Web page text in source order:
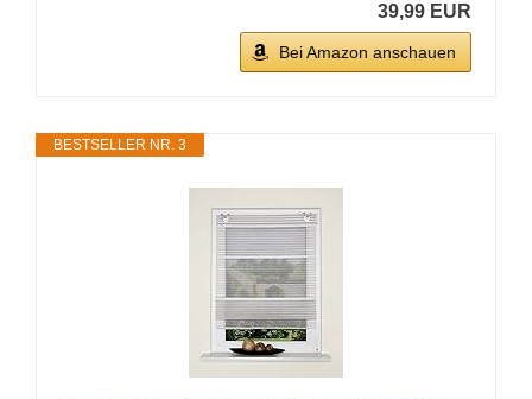
39,99 EUR
Bei Amazon anschauen
BESTSELLER NR. 3